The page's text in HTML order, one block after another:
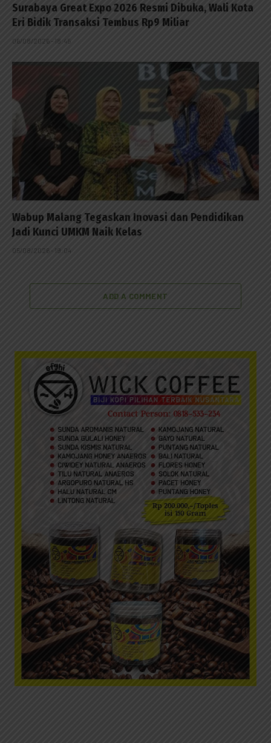
Surabaya Great Expo 2026 Resmi Dibuka, Wali Kota
Eri Bidik Transaksi Tembus Rp9 Miliar
06/08/2026 - 18:45
Wabup Malang Tegaskan Inovasi dan Pendidikan
Jadi Kunci UMKM Naik Kelas
05/08/2026 - 19:04
ADD A COMMENT